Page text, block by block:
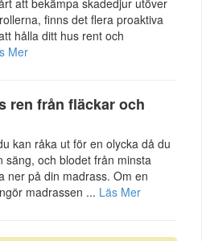
finns det flera proaktiva
hålla ditt hus rent och
Mer
ren från fläckar och
kan råka ut för en olycka då du
säng, och blodet från minsta
ner på din madrass. Om en
madrassen ... Läs Mer